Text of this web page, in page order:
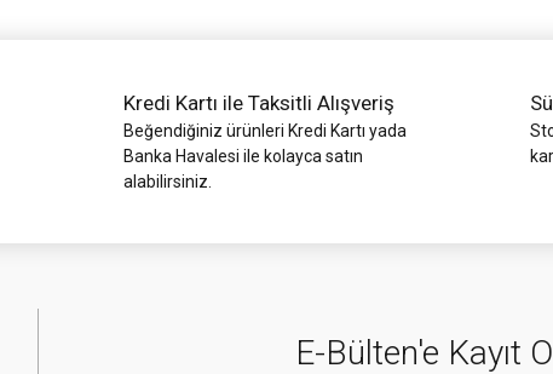
Kredi Kartı ile Taksitli Alışveriş
Beğendiğiniz ürünleri Kredi Kartı yada
Banka Havalesi ile kolayca satın
alabilirsiniz.
E-Bülten'e Kayıt